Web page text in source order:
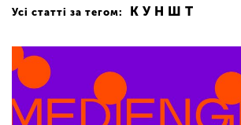
Усі статті за тегом: КУНШТ